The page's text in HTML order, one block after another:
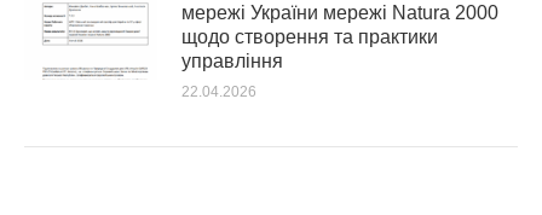
мережі України мережі Natura 2000
щодо створення та практики
управління
22.04.2026